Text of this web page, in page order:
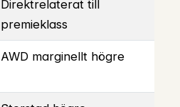
Direktrelaterat till
premieklass
AWD marginellt högre